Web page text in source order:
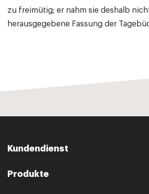
zu freimütig; er nahm sie deshalb
herausgegebene Fassung der
Kundendienst
Produkte